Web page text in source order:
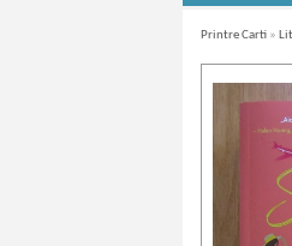
Printre Carti »